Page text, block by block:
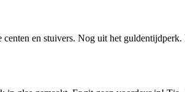
en stuivers. Nog uit het